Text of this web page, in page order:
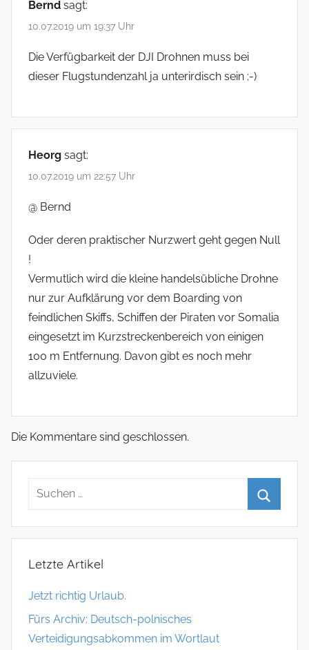
Bernd sagt:
10.07.2019 um 19:37 Uhr
Die Verfügbarkeit der DJI Drohnen muss bei
dieser Flugstundenzahl ja unterirdisch sein ;-)
Heorg sagt:
10.07.2019 um 22:57 Uhr
@ Bernd
Oder deren praktischer Nurzwert geht gegen Null
!
Vermutlich wird die kleine handelsübliche Drohne
nur zur Aufklärung vor dem Boarding von
feindlichen Skiffs, Schiffen der Piraten vor Somalia
eingesetzt im Kurzstreckenbereich von einigen
100 m Entfernung. Davon gibt es noch mehr
allzuviele.
Die Kommentare sind geschlossen.
Letzte Artikel
Jetzt richtig Urlaub.
Fürs Archiv: Deutsch-polnisches
Verteidigungsabkommen im Wortlaut